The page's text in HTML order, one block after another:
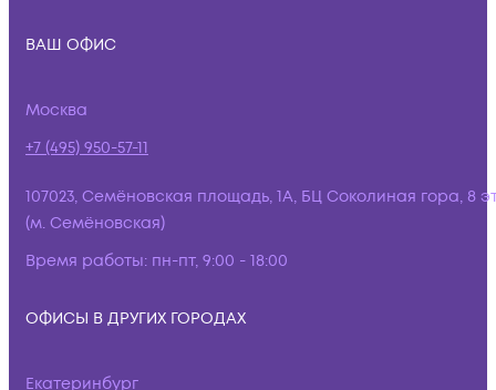
ВАШ ОФИС
Москва
+7 (495) 950-57-11
107023, Семёновская площадь, 1А, БЦ Соколиная гора, 8
(м. Семёновская)
Время работы: пн-пт, 9:00 - 18:00
ОФИСЫ В ДРУГИХ ГОРОДАХ
Екатеринбург